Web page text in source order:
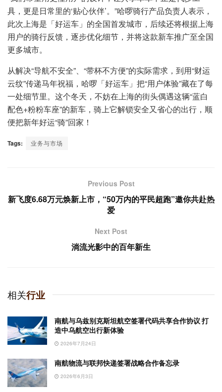
具，更是日常里的‘贴心伙伴’。”哈啰骑行产品负责人表示，
此次上海是「好运车」的全国首发城市，后续还将根据上海
用户的骑行反馈，逐步优化细节，并将这款新车推广至全国
更多城市。
从解决“导航不安全”、“带杯不方便”的实际需求，到用“财运
云纹”传递马年祝福，哈啰「好运车」把“用户体验”藏在了每
一处细节里。这个冬天，不妨在上海的街头偶遇这辆“蓝白
配色+粉粉车座”的新车，骑上它解锁安全又省心的出行，顺
便把新年好运“骑”回家！
Tags: 业务与市场
Previous Post
新飞度6.68万元焕新上市，“50万内的平民超跑”邀你共赴热
爱
Next Post
淌流光影中的百年新生
相关行业
南航与乌兹别克斯坦航空签署代码共享合作协议 打
造中乌航空出行新体验
2026年7月24日
南航物流与联邦快递签署战略合作备忘录
2026年6月3日